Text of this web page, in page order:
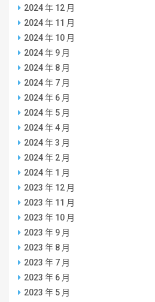
2024 年 12 月
2024 年 11 月
2024 年 10 月
2024 年 9 月
2024 年 8 月
2024 年 7 月
2024 年 6 月
2024 年 5 月
2024 年 4 月
2024 年 3 月
2024 年 2 月
2024 年 1 月
2023 年 12 月
2023 年 11 月
2023 年 10 月
2023 年 9 月
2023 年 8 月
2023 年 7 月
2023 年 6 月
2023 年 5 月